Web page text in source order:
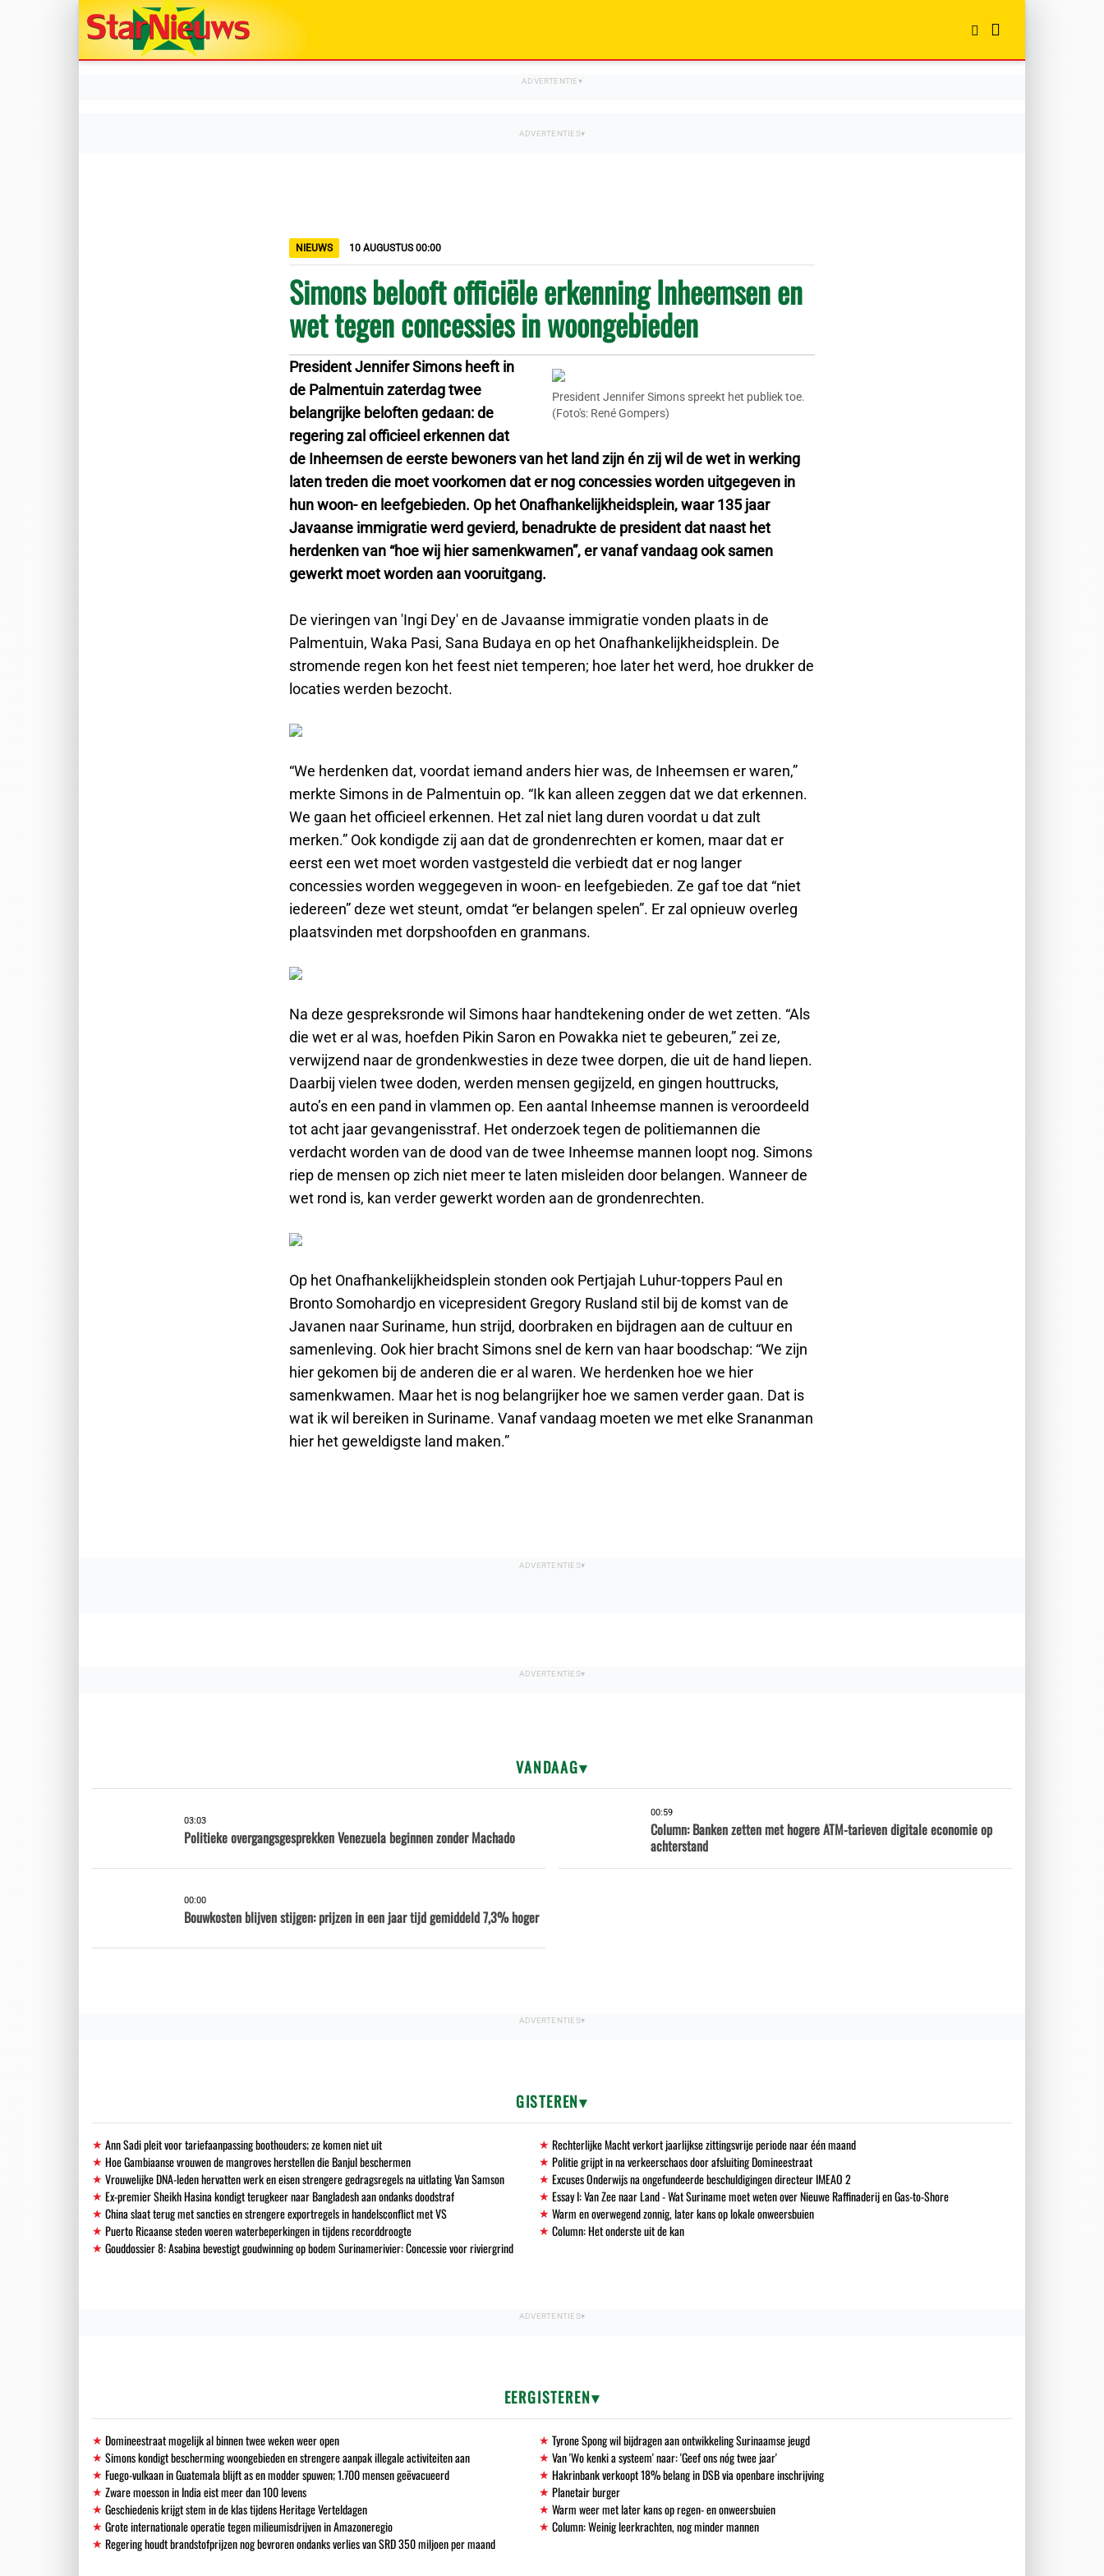
NIEUWS 10 AUGUSTUS 00:00
Simons belooft officiële erkenning Inheemsen en
wet tegen concessies in woongebieden
President Jennifer Simons spreekt het publiek toe.
(Foto's: René Gompers)
President Jennifer Simons heeft in
de Palmentuin zaterdag twee
belangrijke beloften gedaan: de
regering zal officieel erkennen dat
de Inheemsen de eerste bewoners van het land zijn én zij wil de wet in werking
laten treden die moet voorkomen dat er nog concessies worden uitgegeven in
hun woon- en leefgebieden. Op het Onafhankelijkheidsplein, waar 135 jaar
Javaanse immigratie werd gevierd, benadrukte de president dat naast het
herdenken van “hoe wij hier samenkwamen”, er vanaf vandaag ook samen
gewerkt moet worden aan vooruitgang.
De vieringen van 'Ingi Dey' en de Javaanse immigratie vonden plaats in de
Palmentuin, Waka Pasi, Sana Budaya en op het Onafhankelijkheidsplein. De
stromende regen kon het feest niet temperen; hoe later het werd, hoe drukker de
locaties werden bezocht.
“We herdenken dat, voordat iemand anders hier was, de Inheemsen er waren,”
merkte Simons in de Palmentuin op. “Ik kan alleen zeggen dat we dat erkennen.
We gaan het officieel erkennen. Het zal niet lang duren voordat u dat zult
merken.” Ook kondigde zij aan dat de grondenrechten er komen, maar dat er
eerst een wet moet worden vastgesteld die verbiedt dat er nog langer
concessies worden weggegeven in woon- en leefgebieden. Ze gaf toe dat “niet
iedereen” deze wet steunt, omdat “er belangen spelen”. Er zal opnieuw overleg
plaatsvinden met dorpshoofden en granmans.
Na deze gespreksronde wil Simons haar handtekening onder de wet zetten. “Als
die wet er al was, hoefden Pikin Saron en Powakka niet te gebeuren,” zei ze,
verwijzend naar de grondenkwesties in deze twee dorpen, die uit de hand liepen.
Daarbij vielen twee doden, werden mensen gegijzeld, en gingen houttrucks,
auto’s en een pand in vlammen op. Een aantal Inheemse mannen is veroordeeld
tot acht jaar gevangenisstraf. Het onderzoek tegen de politiemannen die
verdacht worden van de dood van de twee Inheemse mannen loopt nog. Simons
riep de mensen op zich niet meer te laten misleiden door belangen. Wanneer de
wet rond is, kan verder gewerkt worden aan de grondenrechten.
Op het Onafhankelijkheidsplein stonden ook Pertjajah Luhur-toppers Paul en
Bronto Somohardjo en vicepresident Gregory Rusland stil bij de komst van de
Javanen naar Suriname, hun strijd, doorbraken en bijdragen aan de cultuur en
samenleving. Ook hier bracht Simons snel de kern van haar boodschap: “We zijn
hier gekomen bij de anderen die er al waren. We herdenken hoe we hier
samenkwamen. Maar het is nog belangrijker hoe we samen verder gaan. Dat is
wat ik wil bereiken in Suriname. Vanaf vandaag moeten we met elke Srananman
hier het geweldigste land maken.”
VANDAAG
03:03
Politieke overgangsgesprekken Venezuela beginnen zonder Machado
00:59
Column: Banken zetten met hogere ATM-tarieven digitale economie op
achterstand
00:00
Bouwkosten blijven stijgen: prijzen in een jaar tijd gemiddeld 7,3% hoger
GISTEREN
Ann Sadi pleit voor tariefaanpassing boothouders; ze komen niet uit
Rechterlijke Macht verkort jaarlijkse zittingsvrije periode naar één maand
Hoe Gambiaanse vrouwen de mangroves herstellen die Banjul beschermen
Politie grijpt in na verkeerschaos door afsluiting Domineestraat
Vrouwelijke DNA-leden hervatten werk en eisen strengere gedragsregels na uitlating Van Samson
Excuses Onderwijs na ongefundeerde beschuldigingen directeur IMEAO 2
Ex-premier Sheikh Hasina kondigt terugkeer naar Bangladesh aan ondanks doodstraf
Essay I: Van Zee naar Land - Wat Suriname moet weten over Nieuwe Raffinaderij en Gas-to-Shore
China slaat terug met sancties en strengere exportregels in handelsconflict met VS
Warm en overwegend zonnig, later kans op lokale onweersbuien
Puerto Ricaanse steden voeren waterbeperkingen in tijdens recorddroogte
Column: Het onderste uit de kan
Gouddossier 8: Asabina bevestigt goudwinning op bodem Surinamerivier: Concessie voor riviergrind
EERGISTEREN
Domineestraat mogelijk al binnen twee weken weer open
Tyrone Spong wil bijdragen aan ontwikkeling Surinaamse jeugd
Simons kondigt bescherming woongebieden en strengere aanpak illegale activiteiten aan
Van 'Wo kenki a systeem' naar: 'Geef ons nóg twee jaar'
Fuego-vulkaan in Guatemala blijft as en modder spuwen; 1.700 mensen geëvacueerd
Hakrinbank verkoopt 18% belang in DSB via openbare inschrijving
Zware moesson in India eist meer dan 100 levens
Planetair burger
Geschiedenis krijgt stem in de klas tijdens Heritage Verteldagen
Warm weer met later kans op regen- en onweersbuien
Grote internationale operatie tegen milieumisdrijven in Amazoneregio
Column: Weinig leerkrachten, nog minder mannen
Regering houdt brandstofprijzen nog bevroren ondanks verlies van SRD 350 miljoen per maand